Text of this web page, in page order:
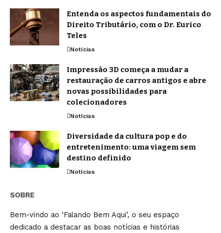
Entenda os aspectos fundamentais do
Direito Tributário, com o Dr. Eurico
Teles
Notícias
Impressão 3D começa a mudar a
restauração de carros antigos e abre
novas possibilidades para
colecionadores
Notícias
Diversidade da cultura pop e do
entretenimento: uma viagem sem
destino definido
Notícias
SOBRE
Bem-vindo ao ‘Falando Bem Aqui’, o seu espaço
dedicado a destacar as boas notícias e histórias